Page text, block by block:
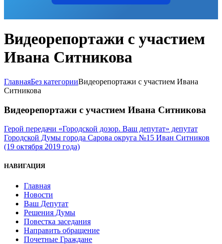
Видеорепортажи с участием
Ивана Ситникова
ГлавнаяБез категорииВидеорепортажи с участием Ивана
Ситникова
Видеорепортажи с участием Ивана Ситникова
Герой передачи «Городской дозор. Ваш депутат» депутат
Городской Думы города Сарова округа №15 Иван Ситников
(19 октября 2019 года)
НАВИГАЦИЯ
Главная
Новости
Ваш Депутат
Решения Думы
Повестка заседания
Направить обращение
Почетные Граждане